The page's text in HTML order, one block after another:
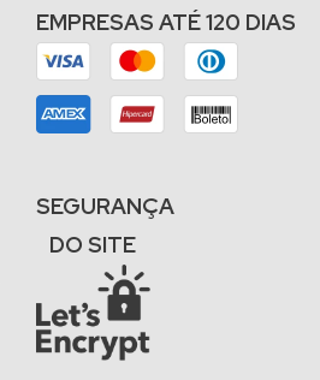
EMPRESAS ATÉ 120 DIAS
SEGURANÇA
DO SITE